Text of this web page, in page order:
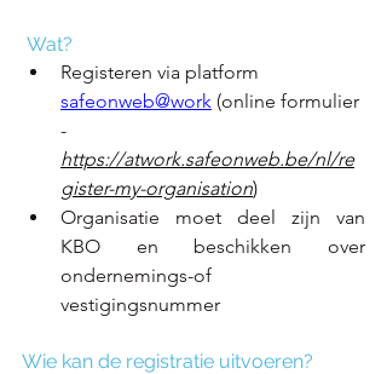
Wat?
Registeren via platform
safeonweb@work (online formulier
-
https://atwork.safeonweb.be/nl/re
gister-my-organisation)
Organisatie moet deel zijn van
KBO en beschikken over
ondernemings-of
vestigingsnummer
Wie kan de registratie uitvoeren?